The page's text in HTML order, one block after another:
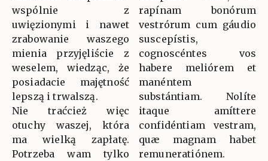
wspólnie z
uwięzionymi i nawet
zrabowanie waszego
mienia przyjęliście z
weselem, wiedząc, że
posiadacie majętność
lepszą i trwalszą.
Nie traćcież więc
otuchy waszej, która
ma wielką zapłatę.
Potrzeba wam tylko
rapínam bonórum
vestrórum cum gáudio
suscepístis,
cognoscéntes vos
habere meliórem et
manéntem
substántiam. Nolíte
itaque amíttere
confidéntiam vestram,
quæ magnam habet
remuneratiónem.